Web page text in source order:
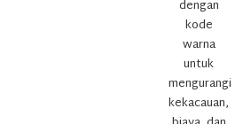
dengan
kode
warna
untuk
mengurangi
kekacauan,